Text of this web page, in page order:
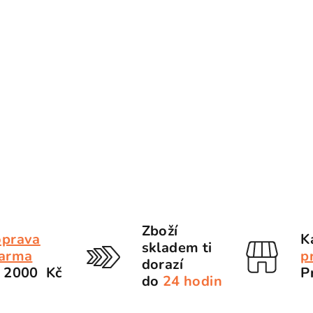
2000 Kč
Zboží
skladem ti
dorazí
do 24 hodin